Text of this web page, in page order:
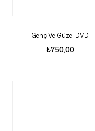
Genç Ve Güzel DVD
₺750,00